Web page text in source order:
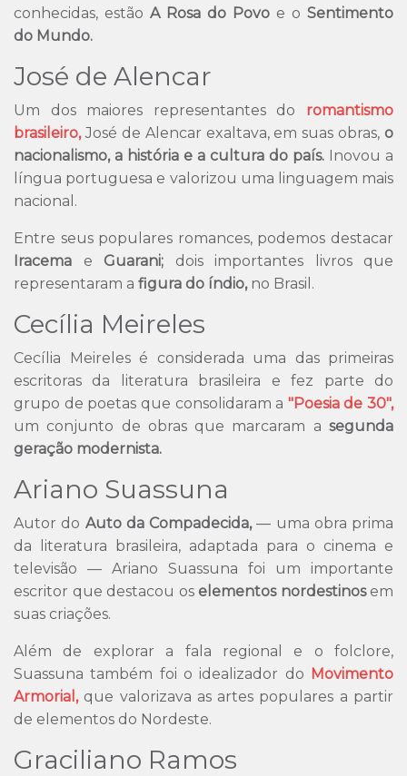
conhecidas, estão A Rosa do Povo e o Sentimento
do Mundo.
José de Alencar
Um dos maiores representantes do romantismo
brasileiro,José de Alencar exaltava, em suas obras, o
nacionalismo, a história e a cultura do país. Inovou a
língua portuguesa e valorizou uma linguagem mais
nacional.
Entre seus populares romances, podemos destacar
Iracema e Guarani; dois importantes livros que
representaram a figura do índio, no Brasil.
Cecília Meireles
Cecília Meireles é considerada uma das primeiras
escritoras da literatura brasileira e fez parte do
grupo de poetas que consolidaram a "Poesia de 30",
um conjunto de obras que marcaram a segunda
geração modernista.
Ariano Suassuna
Autor do Auto da Compadecida,— uma obra prima
da literatura brasileira, adaptada para o cinema e
televisão — Ariano Suassuna foi um importante
escritor que destacou os elementos nordestinosem
suas criações.
Além de explorar a fala regional e o folclore,
Suassuna também foi o idealizador do Movimento
Armorial, que valorizava as artes populares a partir
de elementos do Nordeste.
Graciliano Ramos